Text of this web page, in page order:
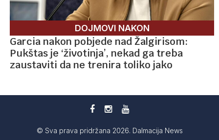
DOJMOVI NAKON
Garcia nakon pobjede nad Žalgirisom:
Pukštas je ‘životinja’, nekad ga treba
zaustaviti da ne trenira toliko jako
© Sva prava pridržana 2026. Dalmacija News